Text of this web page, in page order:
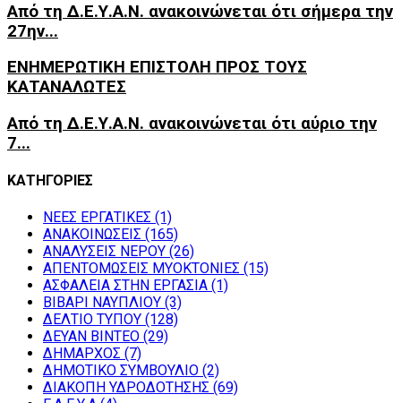
Από τη Δ.Ε.Υ.Α.Ν. ανακοινώνεται ότι σήμερα την
27ην...
ΕΝΗΜΕΡΩΤΙΚΗ ΕΠΙΣΤΟΛΗ ΠΡΟΣ ΤΟΥΣ
ΚΑΤΑΝΑΛΩΤΕΣ
Από τη Δ.Ε.Υ.Α.Ν. ανακοινώνεται ότι αύριο την
7...
ΚΑΤΗΓΟΡΙΕΣ
NEEΣ ΕΡΓΑΤΙΚΕΣ (1)
ΑΝΑΚΟΙΝΩΣΕΙΣ (165)
ΑΝΑΛΥΣΕΙΣ ΝΕΡΟΥ (26)
ΑΠΕΝΤΟΜΩΣΕΙΣ ΜΥΟΚΤΟΝΙΕΣ (15)
ΑΣΦΑΛΕΙΑ ΣΤΗΝ ΕΡΓΑΣΙΑ (1)
ΒΙΒΑΡΙ ΝΑΥΠΛΙΟΥ (3)
ΔΕΛΤΙΟ ΤΥΠΟΥ (128)
ΔΕΥΑΝ ΒΙΝΤΕΟ (29)
ΔΗΜΑΡΧΟΣ (7)
ΔΗΜΟΤΙΚΟ ΣΥΜΒΟΥΛΙΟ (2)
ΔΙΑΚΟΠΗ ΥΔΡΟΔΟΤΗΣΗΣ (69)